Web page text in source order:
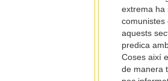
extrema ha
comunistes
aquests
predica
Coses així
de manera